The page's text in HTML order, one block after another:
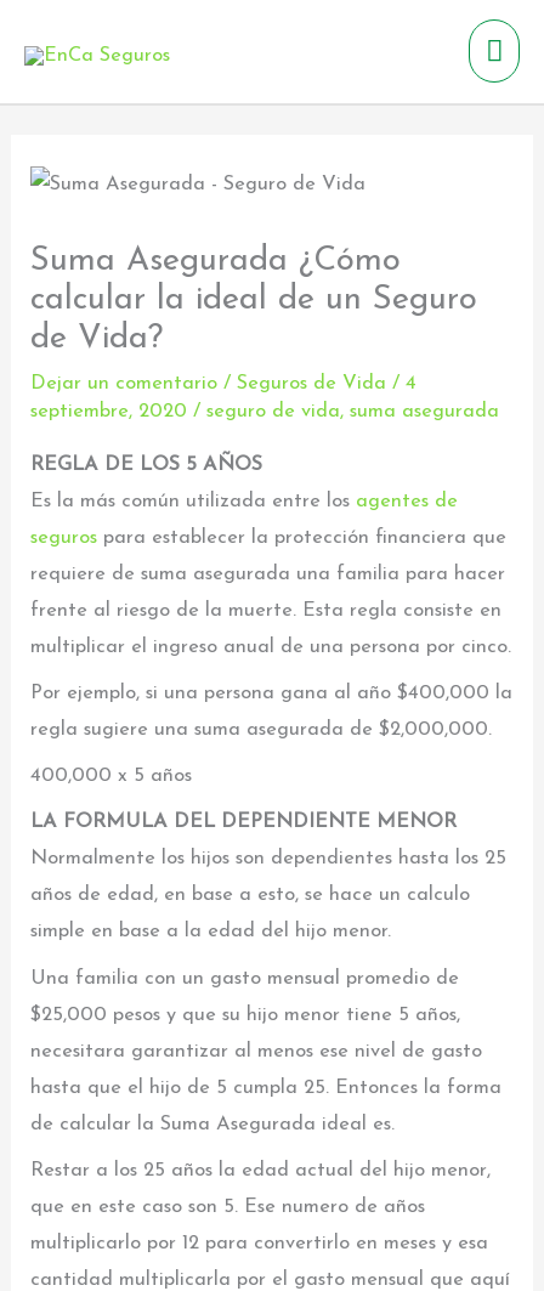
Suma Asegurada ¿Cómo
calcular la ideal de un Seguro
de Vida?
Dejar un comentario /Seguros de Vida /4
septiembre, 2020/seguro de vida,suma asegurada
REGLA DE LOS 5 AÑOS
Es la más común utilizada entre los agentes de
seguros para establecer la protección financiera que
requiere de suma asegurada una familia para hacer
frente al riesgo de la muerte. Esta regla consiste en
multiplicar el ingreso anual de una persona por cinco.
Por ejemplo, si una persona gana al año $400,000 la
regla sugiere una suma asegurada de $2,000,000.
400,000 x 5 años
LA FORMULA DEL DEPENDIENTE MENOR
Normalmente los hijos son dependientes hasta los 25
años de edad, en base a esto, se hace un calculo
simple en base a la edad del hijo menor.
Una familia con un gasto mensual promedio de
$25,000 pesos y que su hijo menor tiene 5 años,
necesitara garantizar al menos ese nivel de gasto
hasta que el hijo de 5 cumpla 25. Entonces la forma
de calcular la Suma Asegurada ideal es.
Restar a los 25 años la edad actual del hijo menor,
que en este caso son 5. Ese numero de años
multiplicarlo por 12 para convertirlo en meses y esa
cantidad multiplicarla por el gasto mensual que aquí